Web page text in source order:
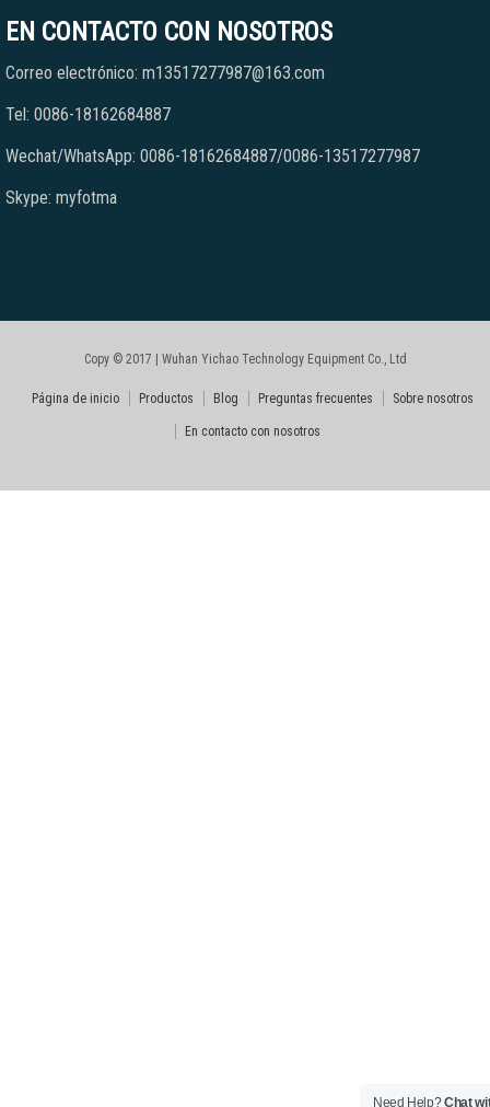
EN CONTACTO CON NOSOTROS
Correo electrónico: m13517277987@163.com
Tel: 0086-18162684887
Wechat/WhatsApp: 0086-18162684887/0086-13517277987
Skype: myfotma
Copy © 2017 | Wuhan Yichao Technology Equipment Co., Ltd
Página de inicio Productos Blog Preguntas frecuentes Sobre nosotros
En contacto con nosotros
Need Help?Chat